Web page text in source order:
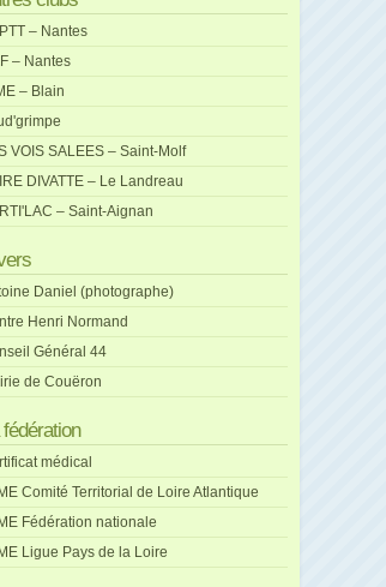
– Nantes
– Nantes
– Blain
VOIS SALEES – Saint-Molf
DIVATTE – Le Landreau
– Saint-Aignan
Daniel (photographe)
Henri Normand
Général 44
de Couëron
fédération
médical
Comité Territorial de Loire Atlantique
Fédération nationale
Ligue Pays de la Loire